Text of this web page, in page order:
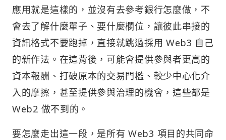
應用就是這樣的，並沒有去參考銀行怎麼做，不
會去了解什麼單子、要什麼欄位，讓彼此串接的
資訊格式不要跑掉，直接就跳過採用 Web3 自己
的新作法。在這背後，可能會提供參與者更高的
資本報酬、打破原本的交易門檻、較少中心化介
入的摩擦，甚至提供參與治理的機會，這些都是
Web2 做不到的。
要怎麼走出這一段，是所有 Web3 項目的共同命